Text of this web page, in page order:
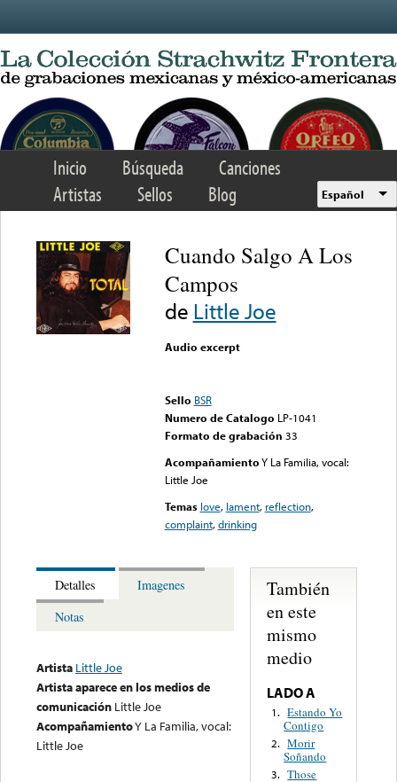
Inicio Búsqueda
Canciones
Artistas
Sellos Blog Español
Cuando Salgo A Los
Campos
de Little Joe
Audio excerpt
Sello BSR
Numero de Catalogo LP-1041
Formato de grabación 33
AcompañamientoY La Familia, vocal:
Little Joe
Temas love, lament, reflection,
complaint,drinking
Detalles
Imagenes
Notas
Artista Little Joe
Artista aparece en los medios de
comunicación Little Joe
AcompañamientoY La Familia, vocal:
Little Joe
También
en este
mismo
medio
LADO A
1. Estando Yo
Contigo
2. Morir
Soñando
3. Those